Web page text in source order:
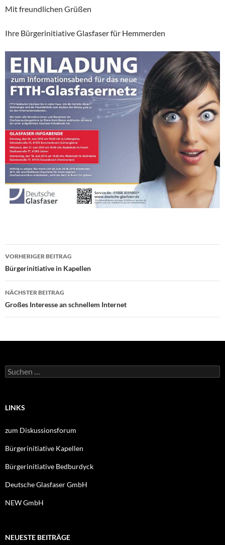
Mit freundlichen Grüßen
Ihre Bürgerinitiative Glasfaser für Hemmerden
Beitragsnavigation
VORHERIGER BEITRAG
Bürgerinitiative in Kapellen
NÄCHSTER BEITRAG
Großes Interesse an schnellem Internet
Suche
nach:
LINKS
zum Diskussionsforum
Bürgerinitiative Kapellen
Bürgerinitiative Bedburdyck
Deutsche Glasfaser GmbH
NEW GmbH
NEUESTE BEITRÄGE